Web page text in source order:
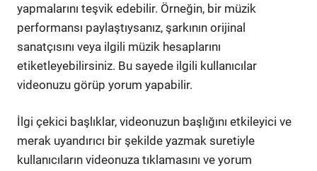
yapmalarını teşvik edebilir. Örneğin, bir müzik
performansı paylaştıysanız, şarkının orijinal
sanatçısını veya ilgili müzik hesaplarını
etiketleyebilirsiniz. Bu sayede ilgili kullanıcılar
videonuzu görüp yorum yapabilir.
İlgi çekici başlıklar, videonuzun başlığını etkileyici ve
merak uyandırıcı bir şekilde yazmak suretiyle
kullanıcıların videonuza tıklamasını ve yorum